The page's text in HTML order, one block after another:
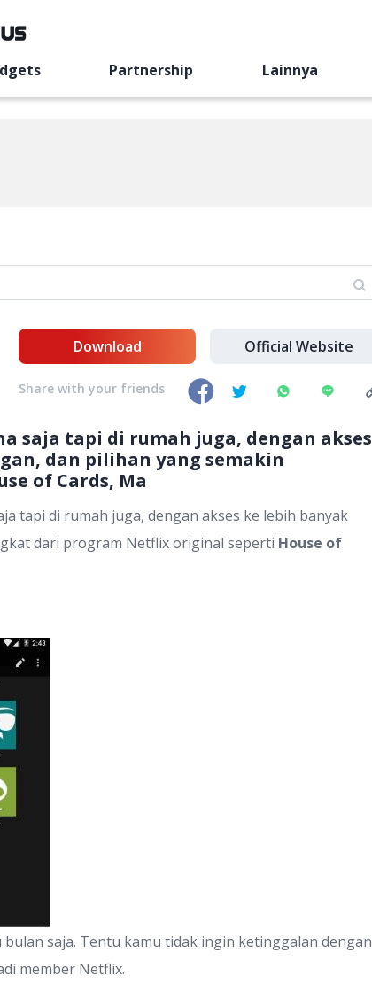
Partnership Lainnya
saja tapi di rumah juga, dengan akses
dan pilihan yang semakin
of Cards, Ma
tapi di rumah juga, dengan akses ke lebih banyak
dari program Netflix original seperti House of
saja. Tentu kamu tidak ingin ketinggalan dengan
member Netflix.
Download Official Website
Share with your friends